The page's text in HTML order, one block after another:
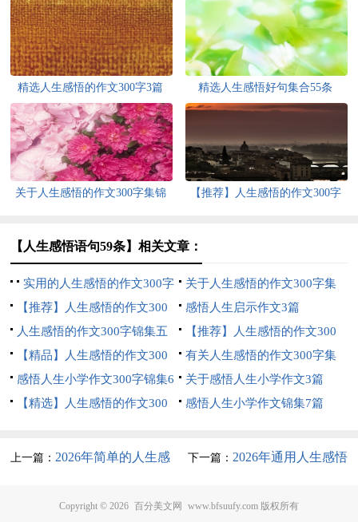
精选人生感悟的作文300字3篇 精选人生感悟好句集合55条
关于人生感悟的作文300字集锦
【推荐】人生感悟的作文300字
【人生感悟语句59条】相关文章：
实用的人生感悟的作文300字
集锦8篇
关于人生感悟的作文300字集
锦六篇
【推荐】人生感悟的作文300
字汇编十篇
感悟人生启示作文3篇
人生感悟的作文300字锦集五
篇
【推荐】人生感悟的作文300
字汇总八篇
【精品】人生感悟的作文300
字集合八篇
有关人生感悟的作文300字集
锦8篇
感悟人生小学作文300字锦集6
篇
关于感悟人生小学作文3篇
【精选】人生感悟的作文300
感悟人生小学作文锦集7篇
上一篇：2026年简单的人生感
下一篇： 2026年通用人生感悟
Copyright © 2026 百分美文网 www.bfsuufy.com 版权所有